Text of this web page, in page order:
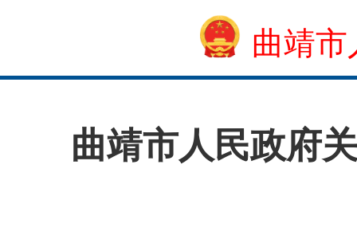
曲靖
曲靖市人民政府